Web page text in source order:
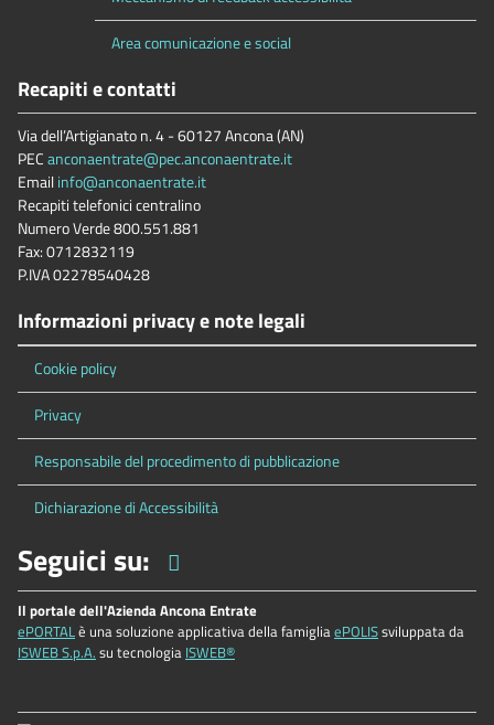
Area comunicazione e social
Recapiti e contatti
Via dell’Artigianato n. 4 - 60127 Ancona (AN)
PECanconaentrate@pec.anconaentrate.it
Emailinfo@anconaentrate.it
Recapiti telefonici centralino
Numero Verde 800.551.881
Fax: 0712832119
P.IVA 02278540428
Informazioni privacy e note legali
Cookie policy
Privacy
Responsabile del procedimento di pubblicazione
Dichiarazione di Accessibilità
Seguici su:
Il portale dell'Azienda Ancona Entrate
ePORTALè una soluzione applicativa della famigliaePOLISsviluppata da
ISWEB S.p.A. su tecnologia ISWEB®